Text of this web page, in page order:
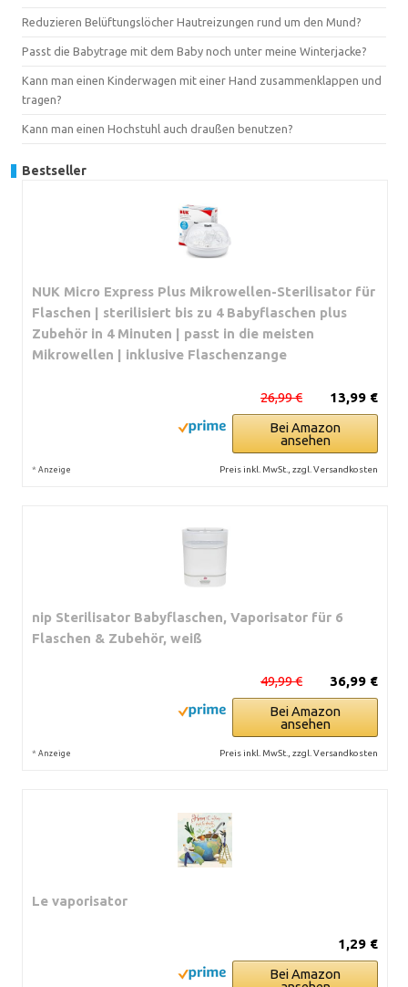
Reduzieren Belüftungslöcher Hautreizungen rund um den Mund?
Passt die Babytrage mit dem Baby noch unter meine Winterjacke?
Kann man einen Kinderwagen mit einer Hand zusammenklappen und
tragen?
Kann man einen Hochstuhl auch draußen benutzen?
Bestseller
NUK Micro Express Plus Mikrowellen-Sterilisator für
Flaschen | sterilisiert bis zu 4 Babyflaschen plus
Zubehör in 4 Minuten | passt in die meisten
Mikrowellen | inklusive Flaschenzange
13,99 €
26,99 €
Bei Amazon
ansehen
* Anzeige Preis inkl. MwSt., zzgl. Versandkosten
nip Sterilisator Babyflaschen, Vaporisator für 6
Flaschen & Zubehör, weiß
36,99 €
49,99 €
Bei Amazon
ansehen
* Anzeige Preis inkl. MwSt., zzgl. Versandkosten
Le vaporisator
1,29 €
Bei Amazon